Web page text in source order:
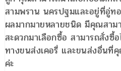
สามพราน นครปฐมและอยู่ที่อู่ท
ผลมากมายหลายชนิด มีคุณสาม
สะดวกมาเลือกซื้อ สามารถสั่งซื้
ทางขนส่งเคอรี่ และขนส่งอื่นที่
ค่ะ